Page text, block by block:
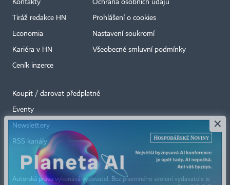
Kontakty
Tiráž redakce HN
Economia
Kariéra v HN
Ceník inzerce
Ochrana osobních údajů
Prohlášení o cookies
Nastavení soukromí
Všeobecné smluvní podmínky
Koupit / darovat předplatné
Eventy
Newslettery
RSS kanály
Autorská práva vykonává vydavatel. Bez písemného svolení vydavatele je
×